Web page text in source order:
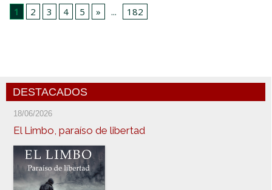
1
2 3 4 5 » ... 182
DESTACADOS
18/06/2026
El Limbo, paraíso de libertad